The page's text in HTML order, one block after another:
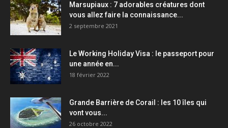
Marsupiaux : 7 adorables créatures dont
vous allez faire la connaissance...
2 septembre 2021
Le Working Holiday Visa : le passeport pour
une année en...
18 février 2022
Grande Barrière de Corail : les 10 îles qui
vont vous...
26 octobre 2022